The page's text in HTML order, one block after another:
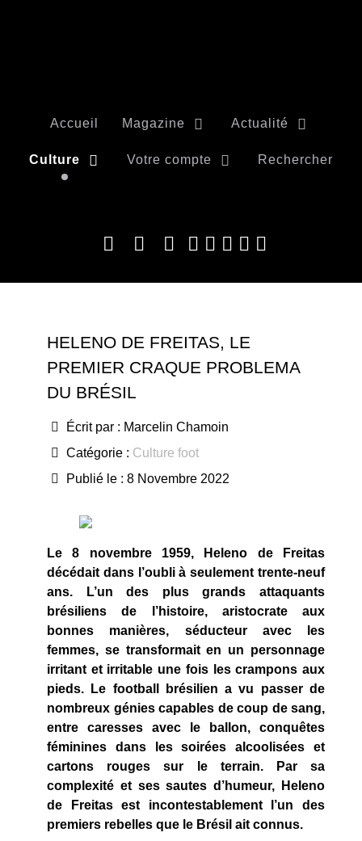
Accueil Magazine Actualité
Culture Votre compte Rechercher
HELENO DE FREITAS, LE
PREMIER CRAQUE PROBLEMA
DU BRÉSIL
Écrit par : Marcelin Chamoin
Catégorie : Culture foot
Publié le : 8 Novembre 2022
Le 8 novembre 1959, Heleno de Freitas
décédait dans l’oubli à seulement trente-neuf
ans. L’un des plus grands attaquants
brésiliens de l’histoire, aristocrate aux
bonnes manières, séducteur avec les
femmes, se transformait en un personnage
irritant et irritable une fois les crampons aux
pieds. Le football brésilien a vu passer de
nombreux génies capables de coup de sang,
entre caresses avec le ballon, conquêtes
féminines dans les soirées alcoolisées et
cartons rouges sur le terrain. Par sa
complexité et ses sautes d’humeur, Heleno
de Freitas est incontestablement l’un des
premiers rebelles que le Brésil ait connus.